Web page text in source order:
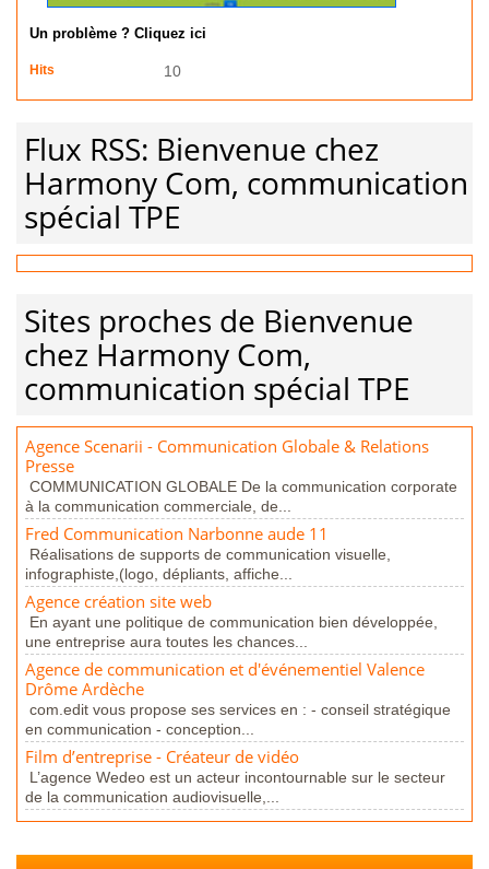
Un problème ? Cliquez ici
Hits 10
Flux RSS: Bienvenue chez
Harmony Com, communication
spécial TPE
Sites proches de Bienvenue
chez Harmony Com,
communication spécial TPE
Agence Scenarii - Communication Globale & Relations
Presse
COMMUNICATION GLOBALE De la communication corporate
à la communication commerciale, de...
Fred Communication Narbonne aude 11
Réalisations de supports de communication visuelle,
infographiste,(logo, dépliants, affiche...
Agence création site web
En ayant une politique de communication bien développée,
une entreprise aura toutes les chances...
Agence de communication et d'événementiel Valence
Drôme Ardèche
com.edit vous propose ses services en : - conseil stratégique
en communication - conception...
Film d’entreprise - Créateur de vidéo
L’agence Wedeo est un acteur incontournable sur le secteur
de la communication audiovisuelle,...